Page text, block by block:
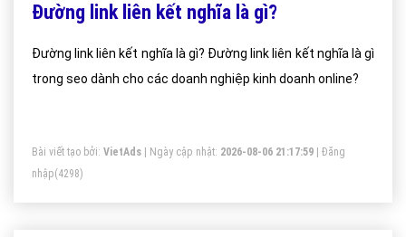
Đường link liên kết nghĩa là gì?
Đường link liên kết nghĩa là gì? Đường link liên kết nghĩa là gì
trong seo dành cho các doanh nghiệp kinh doanh online?
Bài viết tạo bởi: VietAds | Ngày cập nhật: 2026-08-06 21:17:59
Đăng
nhập(4298)